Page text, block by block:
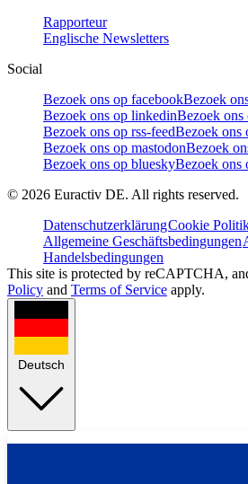
Rapporteur
Englische Newsletters
Social
Bezoek ons op facebookBezoek
Bezoek ons op linkedinBezoek ons
Bezoek ons op rss-feedBezoek ons
Bezoek ons op mastodonBezoek
Bezoek ons op blueskyBezoek ons
© 2026 Euractiv DE. All rights reserved.
DatenschutzerklärungCookie
Allgemeine Geschäftsbedingungen
Handelsbedingungen
This site is protected by reCAPTCHA,
Policy and Terms of Service apply.
Deutsch